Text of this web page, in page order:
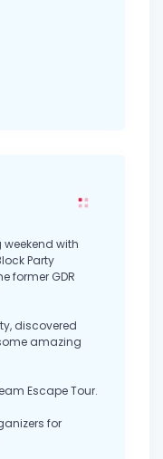
with
Party
former GDR
discovered
amazing
Escape Tour.
for